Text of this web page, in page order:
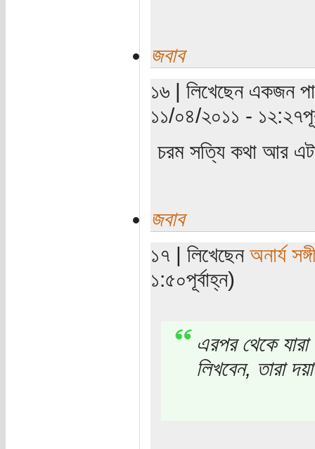
জবাব
১৬ | লিখেছেন একজন
১১/০৪/২০১১ -
চরম সত্যি কথা আর
জবাব
১৭ | লিখেছেন অনার্য
১:৫০পূর্বাহ্ন)
এরপর থেকে
লিখবেন, তারা